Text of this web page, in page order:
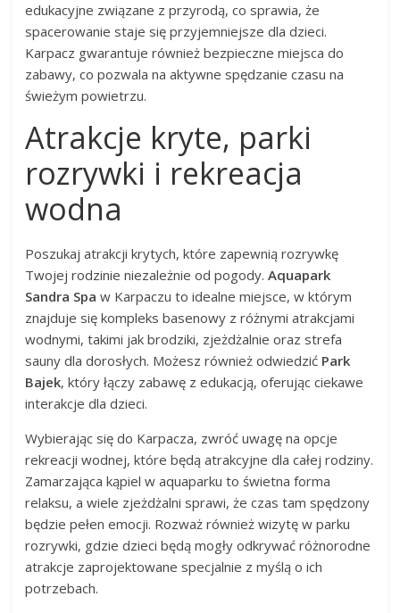
edukacyjne związane z przyrodą, co sprawia, że
spacerowanie staje się przyjemniejsze dla dzieci.
Karpacz gwarantuje również bezpieczne miejsca do
zabawy, co pozwala na aktywne spędzanie czasu na
świeżym powietrzu.
Atrakcje kryte, parki
rozrywki i rekreacja
wodna
Poszukaj atrakcji krytych, które zapewnią rozrywkę
Twojej rodzinie niezależnie od pogody.Aquapark
Sandra Spa w Karpaczu to idealne miejsce, w którym
znajduje się kompleks basenowy z różnymi atrakcjami
wodnymi, takimi jak brodziki, zjeżdżalnie oraz strefa
sauny dla dorosłych. Możesz również odwiedzić Park
Bajek, który łączy zabawę z edukacją, oferując ciekawe
interakcje dla dzieci.
Wybierając się do Karpacza, zwróć uwagę na opcje
rekreacji wodnej, które będą atrakcyjne dla całej rodziny.
Zamarzająca kąpiel w aquaparku to świetna forma
relaksu, a wiele zjeżdżalni sprawi, że czas tam spędzony
będzie pełen emocji. Rozważ również wizytę w parku
rozrywki, gdzie dzieci będą mogły odkrywać różnorodne
atrakcje zaprojektowane specjalnie z myślą o ich
potrzebach.